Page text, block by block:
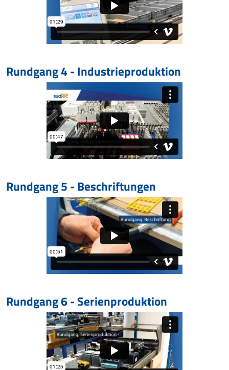
Rundgang 4 - Industrieproduktion
Rundgang 5 - Beschriftungen
Rundgang 6 - Serienproduktion